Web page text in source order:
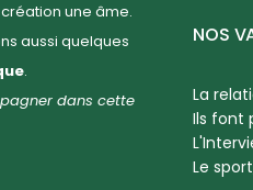
une âme.
aussi quelques
.
dans cette
NOS
La
Ils font
Le